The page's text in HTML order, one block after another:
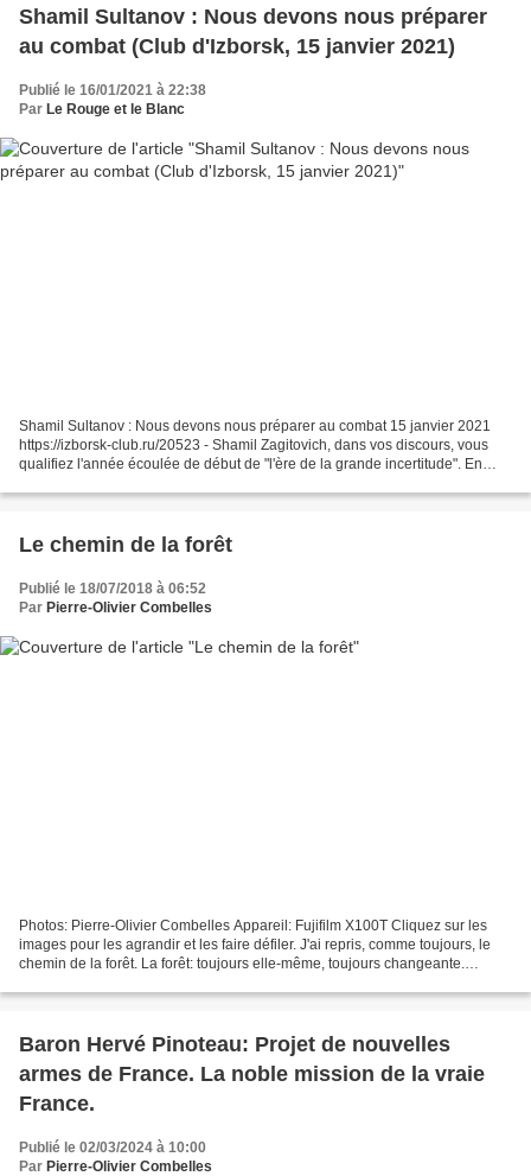
Shamil Sultanov : Nous devons nous préparer
au combat (Club d'Izborsk, 15 janvier 2021)
Publié le 16/01/2021 à 22:38
Par Le Rouge et le Blanc
Shamil Sultanov : Nous devons nous préparer au combat 15 janvier 2021
https://izborsk-club.ru/20523 - Shamil Zagitovich, dans vos discours, vous
qualifiez l'année écoulée de début de "l'ère de la grande incertitude". En
Le chemin de la forêt
Publié le 18/07/2018 à 06:52
Par Pierre-Olivier Combelles
Photos: Pierre-Olivier Combelles Appareil: Fujifilm X100T Cliquez sur les
images pour les agrandir et les faire défiler. J'ai repris, comme toujours, le
chemin de la forêt. La forêt: toujours elle-même, toujours changeante.
Baron Hervé Pinoteau: Projet de nouvelles
armes de France. La noble mission de la vraie
France.
Publié le 02/03/2024 à 10:00
Par Pierre-Olivier Combelles